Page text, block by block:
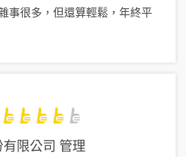
事很多，但還算輕鬆，年終平
限公司 管理